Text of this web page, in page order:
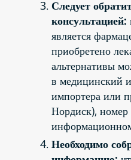
Следует
консультацией:
является
приобретено
альтернативы
в медицинский
импортера или
Нордиск), номер
Необходимо